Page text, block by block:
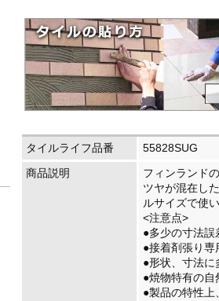
タイルライフ品番
55828SUG
商品説明
フィンランド
ツヤが混在し
ルサイズで使
<注意点>
●多少の寸法誤
●接着剤張り専
●形状、寸法に
●焼物特有の自
●製品の特性上